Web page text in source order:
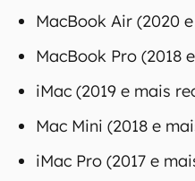
MacBook Air (2020
MacBook Pro (2018
iMac (2019 e mais
Mac Mini (2018 e
iMac Pro (2017 e